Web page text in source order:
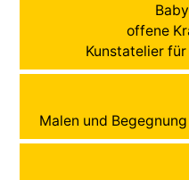
offene
Kunstatelier
Malen und